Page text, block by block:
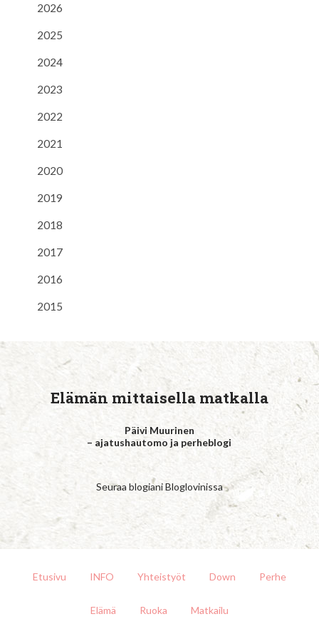
2026
2025
2024
2023
2022
2021
2020
2019
2018
2017
2016
2015
Elämän mittaisella matkalla
Päivi Muurinen
– ajatushautomo ja perheblogi
Seuraa blogiani Bloglovinissa
Etusivu INFO Yhteistyöt Down Perhe
Elämä Ruoka Matkailu